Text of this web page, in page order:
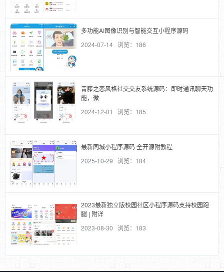
多功能AI图像识别与智能交互小程序源码
2024-07-14 浏览：186
青藤之恋风格社交交友系统源码：即时通讯聊天功
能，微
2024-12-01 浏览：185
最新同城小程序源码 全开源附教程
2025-10-29 浏览：184
2023最新独立版校园社区小程序源码支持校园跑
腿 | 附详
2023-08-30 浏览：183